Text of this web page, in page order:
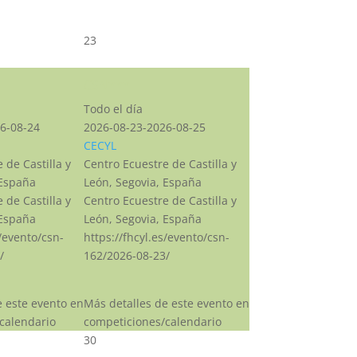
08-24
de Castilla y
de Castilla y
csn-
este evento en
23
Todo el día
2026-08-23-2026-08-25
CECYL
Centro Ecuestre de Castilla y
León, Segovia, España
Centro Ecuestre de Castilla y
León, Segovia, España
https://fhcyl.es/evento/csn-
162/2026-08-23/
Más detalles de este evento en
competiciones/calendario
30